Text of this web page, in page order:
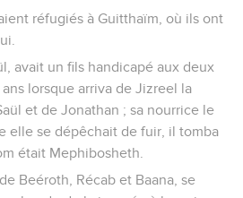
réfugiés à Guitthaïm, où ils ont
avait un fils handicapé aux deux
lorsque arriva de Jizreel la
et de Jonathan ; sa nourrice le
elle se dépêchait de fuir, il tomba
était Mephibosheth.
Beéroth, Récab et Baana, se